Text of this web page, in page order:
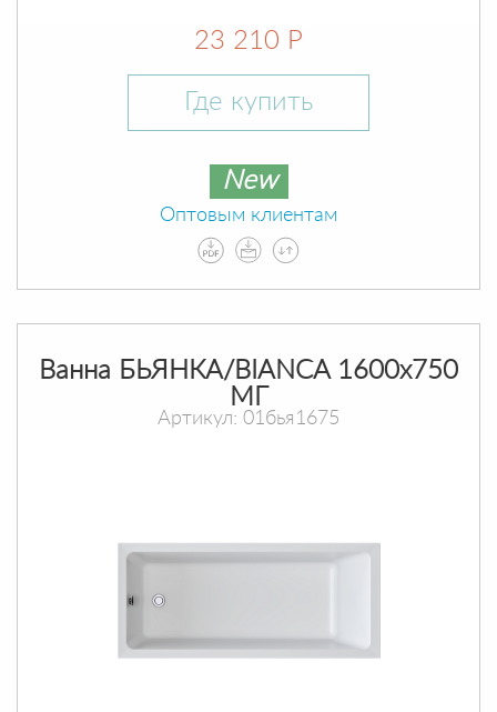
23 210 Р
Где купить
New
Оптовым клиентам
Ванна БЬЯНКА/BIANCA 1600х750
МГ
Артикул: 01бья1675